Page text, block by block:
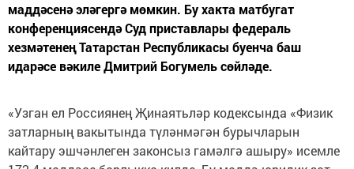
маддәсенә эләгергә мөмкин. Бу хакта матбугат
конференциясендә Суд приставлары федераль
хезмәтенең Татарстан Республикасы буенча баш
идарәсе вәкиле Дмитрий Богумель сөйләде.
«Узган ел Россиянең Җинаятьләр кодексында «Физик
затларның вакытында түләнмәгән бурычларын
кайтару эшчәнлеген законсыз гамәлгә ашыру» исемле